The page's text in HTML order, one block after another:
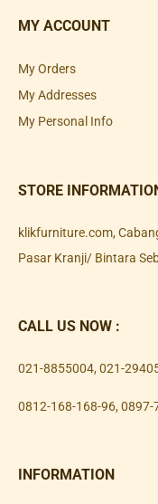
MY ACCOUNT
My Orders
My Addresses
My Personal Info
STORE
klikfurniture.com,
Pasar Kranji/ Bintara
CALL US NOW :
021-8855004, 021-
0812-168-168-96, 0897-
INFORMATION